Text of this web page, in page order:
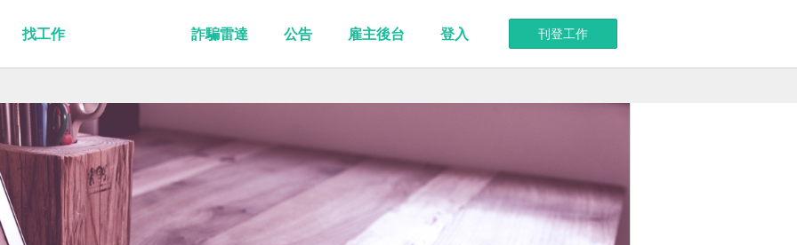
刊登工作
找工作 詐騙雷達 公告 雇主後台 登入